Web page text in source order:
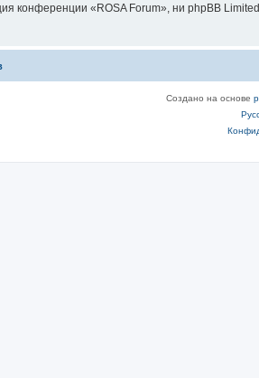
конференции «ROSA Forum», ни phpBB
Создано на основе